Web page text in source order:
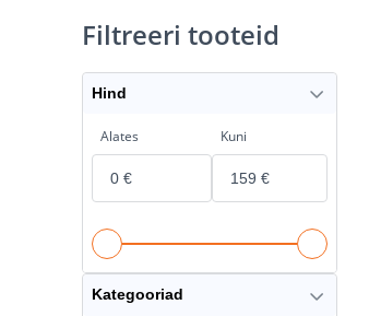
Filtreeri tooteid
Hind
Alates Kuni
Kategooriad